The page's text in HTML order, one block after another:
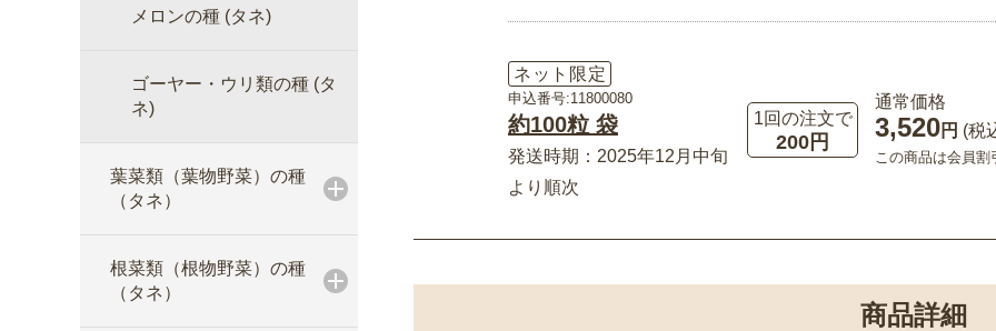
メロンの種 (タネ)
ゴーヤー・ウリ類の種 (タ
ネ)
葉菜類（葉物野菜）の種
（タネ）
根菜類（根物野菜）の種
（タネ）
ネット限定
申込番号:11800080
約100粒 袋
発送時期：2025年12月中旬
より順次
1回の注文で
200円
通常価格
3,520円 (税
この商品は会員割
商品詳細